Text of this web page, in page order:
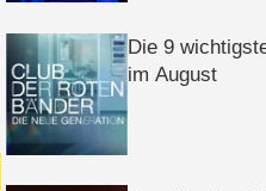
Die 9
im August